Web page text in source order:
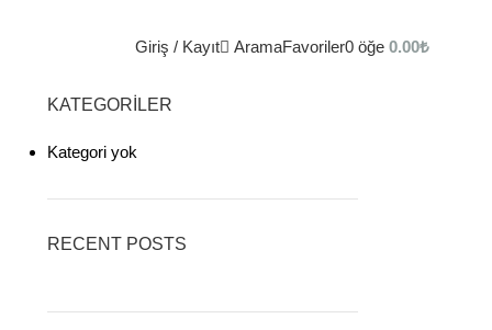
Giriş / Kayıt AramaFavoriler0 öğe 0.00₺
KATEGORILER
Kategori yok
RECENT POSTS